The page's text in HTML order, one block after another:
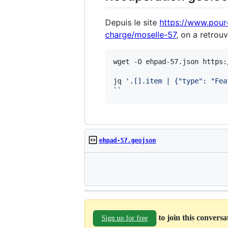
Depuis le site https://
charge/moselle-57, on a
wget -O ehpad-57.json
jq ' .[].item | {"type":
` `
ehpad-57.geojson
Sign up for free to join this